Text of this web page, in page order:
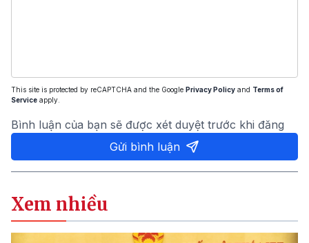
This site is protected by reCAPTCHA and the Google Privacy Policy and Terms of
Service apply.
Bình luận của bạn sẽ được xét duyệt trước khi đăng
Gửi bình luận
Xem nhiều